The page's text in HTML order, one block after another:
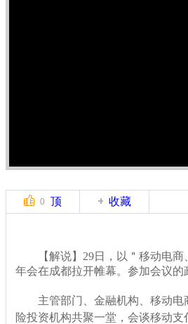
0 顶 收藏
【解说】29日，以＂移动电商
年会在成都拉开帷幕。参加会议的
主管部门、金融机构、移动电
险投资机构共聚一堂，会谈移动支